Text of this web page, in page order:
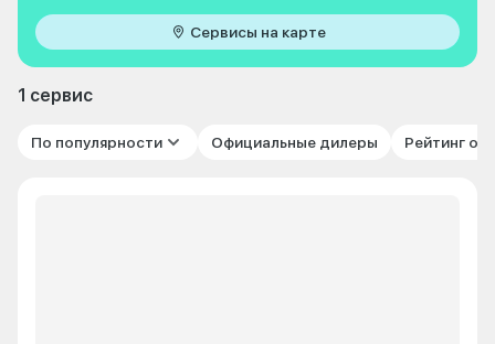
Сервисы на карте
1 сервис
По популярности Официальные дилеры Рейтинг